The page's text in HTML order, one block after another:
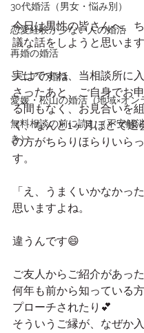
30代婚活（男女・悩み別）
恋愛経験が少ない人の婚活
再婚の婚活
シニアの婚活
愛媛・松山の婚活（地域×オン
無料相談の前に読む（不安解
き）
今日は男性の皆さんへ、
議な話をしようと思います
実はですね、当相談所に
さったあと、ご自身でお
る間もなく、お見合いを
く、なんと1ヶ月ほどで退
の方がちらりほらりいら
す。
「え、うまくいかなかっ
思いますよね。
違うんです😄
ご友人からご紹介があっ
何年も前から知っている
プローチされたり💕
そういうご縁が、なぜか